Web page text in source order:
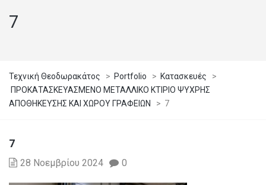
7
Τεχνική Θεοδωρακάτος > Portfolio > Κατασκευές
>
ΠΡΟΚΑΤΑΣΚΕΥΑΣΜΕΝΟ ΜΕΤΑΛΛΙΚΟ ΚΤΙΡΙΟ ΨΥΧΡΗΣ
ΑΠΟΘΗΚΕΥΣΗΣ ΚΑΙ ΧΩΡΟΥ ΓΡΑΦΕΙΩΝ
> 7
7
28 Νοεμβρίου 2024 0